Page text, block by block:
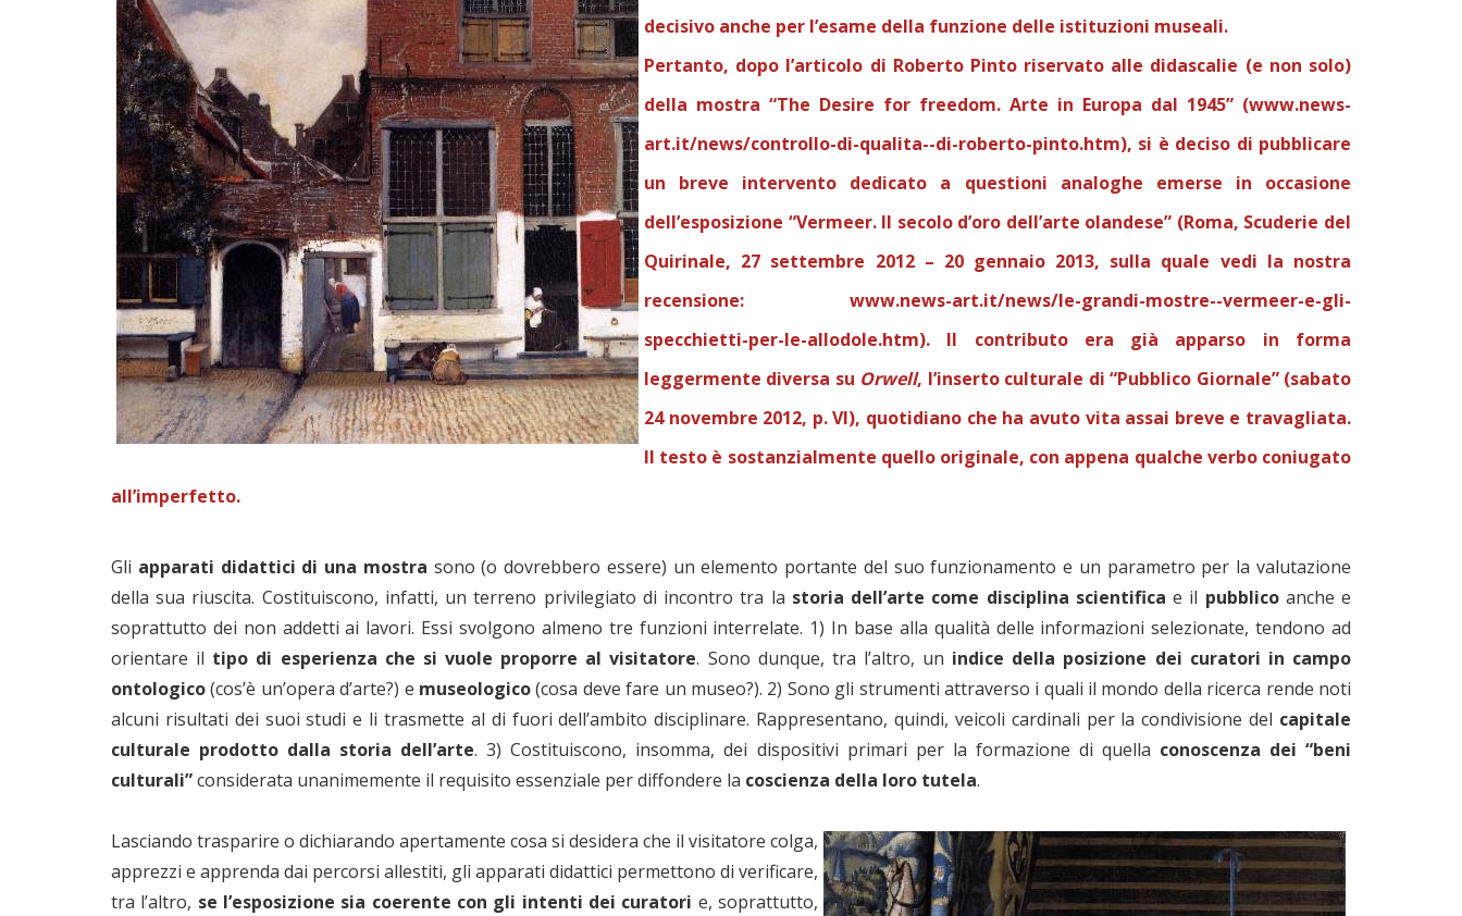
decisivo anche per l’esame della funzione delle istituzioni museali.
Pertanto, dopo l’articolo di Roberto Pinto riservato alle didascalie (e non solo)
della mostra “The Desire for freedom. Arte in Europa dal 1945” (www.news-
art.it/news/controllo-di-qualita--di-roberto-pinto.htm), si è deciso di pubblicare
un breve intervento dedicato a questioni analoghe emerse in occasione
dell’esposizione “Vermeer. Il secolo d’oro dell’arte olandese” (Roma, Scuderie del
Quirinale, 27 settembre 2012 – 20 gennaio 2013, sulla quale vedi la nostra
recensione: www.news-art.it/news/le-grandi-mostre--vermeer-e-gli-
specchietti-per-le-allodole.htm). Il contributo era già apparso in forma
leggermente diversa su Orwell, l’inserto culturale di “Pubblico Giornale” (sabato
24 novembre 2012, p. VI), quotidiano che ha avuto vita assai breve e travagliata.
Il testo è sostanzialmente quello originale, con appena qualche verbo coniugato
all’imperfetto.
Gli apparati didattici di una mostra sono (o dovrebbero essere) un elemento portante del suo funzionamento e un parametro per la valutazione
della sua riuscita. Costituiscono, infatti, un terreno privilegiato di incontro tra la storia dell’arte come disciplina scientifica e il pubblicoanche e
soprattutto dei non addetti ai lavori. Essi svolgono almeno tre funzioni interrelate. 1) In base alla qualità delle informazioni selezionate, tendono ad
orientare il tipo di esperienza che si vuole proporre al visitatore. Sono dunque, tra l’altro, un indice della posizione dei curatori in campo
ontologico(cos’è un’opera d’arte?) e museologico(cosa deve fare un museo?). 2) Sono gli strumenti attraverso i quali il mondo della ricerca rende noti
alcuni risultati dei suoi studi e li trasmette al di fuori dell’ambito disciplinare. Rappresentano, quindi, veicoli cardinali per la condivisione del capitale
culturale prodotto dalla storia dell’arte. 3) Costituiscono, insomma, dei dispositivi primari per la formazione di quella conoscenza dei “beni
culturali”considerata unanimemente il requisito essenziale per diffondere la coscienza della loro tutela.
Lasciando trasparire o dichiarando apertamente cosa si desidera che il visitatore colga,
apprezzi e apprenda dai percorsi allestiti, gli apparati didattici permettono di verificare,
tra l’altro, se l’esposizione sia coerente con gli intenti dei curatori e, soprattutto,